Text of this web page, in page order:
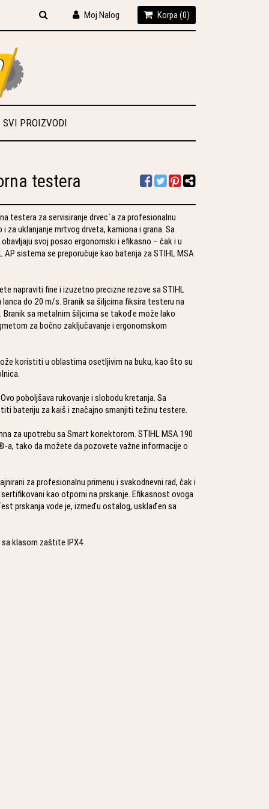
Moj Nalog Korpa (0)
SVI PROIZVODI
testera
testera za servisiranje drvec´a za profesionalnu
za uklanjanje mrtvog drveta, kamiona i grana. Sa
svoj posao ergonomski i efikasno – čak i u
sistema se preporučuje kao baterija za STIHL MSA
napraviti fine i izuzetno precizne rezove sa STIHL
do 20 m/s. Branik sa šiljcima fiksira testeru na
sa metalnim šiljcima se takođe može lako
za bočno zaključavanje i ergonomskom
koristiti u oblastima osetljivim na buku, kao što su
poboljšava rukovanje i slobodu kretanja. Sa
bateriju za kaiš i značajno smanjiti težinu testere.
za upotrebu sa Smart konektorom. STIHL MSA 190
tako da možete da pozovete važne informacije o
za profesionalnu primenu i svakodnevni rad, čak i
kao otporni na prskanje. Efikasnost ovoga
prskanja vode je, između ostalog, usklađen sa
sa klasom zaštite IPX4.